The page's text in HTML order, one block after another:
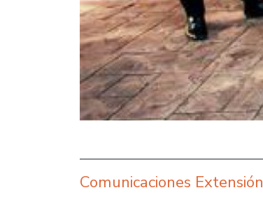
Comunicaciones Extensión